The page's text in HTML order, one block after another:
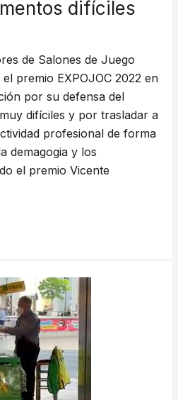
difíciles
de Salones de Juego
premio EXPOJOC 2022 en
por su defensa del
difíciles y por trasladar a
profesional de forma
demagogia y los
el premio Vicente